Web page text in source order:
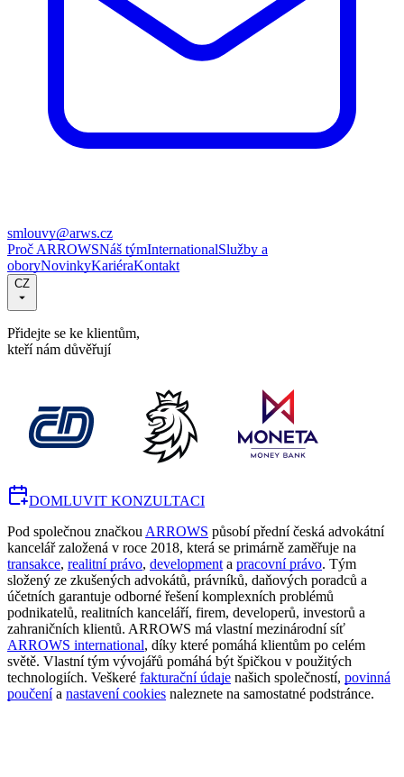
smlouvy@arws.cz
Proč ARROWSNáš týmInternationalSlužby a
oboryNovinkyKariéraKontakt
CZ
Přidejte se ke klientům,
kteří nám důvěřují
DOMLUVIT KONZULTACI
Pod společnou značkou ARROWS působí přední česká advokátní
kancelář založená v roce 2018, která se primárně zaměřuje na
transakce, realitní právo, development a pracovní právo. Tým
složený ze zkušených advokátů, právníků, daňových poradců a
účetních garantuje odborné řešení komplexních problémů
podnikatelů, realitních kanceláří, firem, developerů, investorů a
zahraničních klientů. ARROWS má vlastní mezinárodní síť
ARROWS international, díky které pomáhá klientům po celém
světě. Vlastní tým vývojářů pomáhá být špičkou v použitých
technologiích. Veškeré fakturační údaje našich společností, povinná
poučenía nastavení cookies naleznete na samostatné podstránce.